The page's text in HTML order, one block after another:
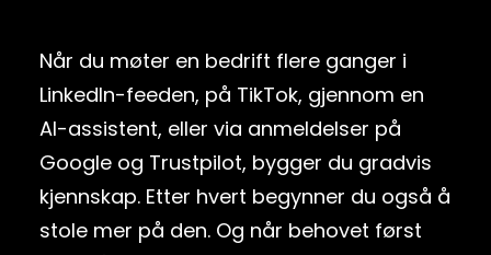
Når du møter en bedrift flere ganger i
LinkedIn-feeden, på TikTok, gjennom en
AI-assistent, eller via anmeldelser på
Google og Trustpilot, bygger du gradvis
kjennskap. Etter hvert begynner du også å
stole mer på den. Og når behovet først